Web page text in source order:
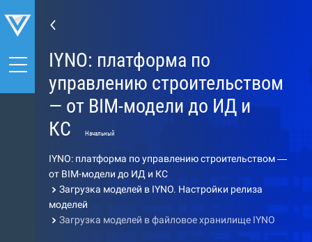
IYNO: платформа по
управлению строительством
— от BIM-модели до ИД и
КС
Начальный
IYNO: платформа по управлению строительством —
от BIM-модели до ИД и КС
Загрузка моделей в IYNO. Настройки релиза
моделей
Загрузка моделей в файловое хранилище IYNO